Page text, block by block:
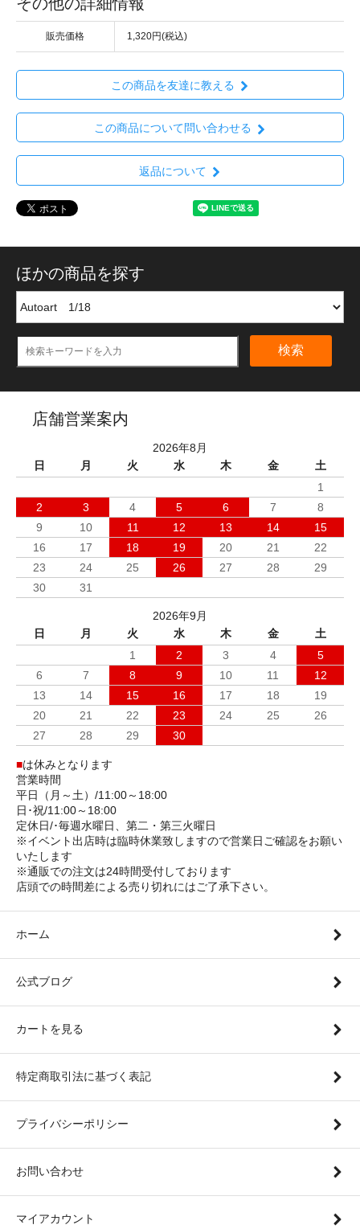
販売価格 1,320円(税込)
この商品を友達に教える
この商品について問い合わせる
返品について
ほかの商品を探す
検索
店舗営業案内
2026年8月
日
月 火 水 木 金
土
1
2
3 4 5 6 7
8
9
10 11 12 13 14
15
16
17 18 19 20 21
22
23
24 25 26 27 28
29
30
31
2026年9月
日
月 火 水 木 金
土
1
2 3 4
5
6
7 8 9 10 11
12
13
14 15 16 17 18
19
20
21 22 23 24 25
26
27
28 29 30
■は休みとなります
営業時間
平日（月～土）/11:00～18:00
日･祝/11:00～18:00
定休日/･毎週水曜日、第二・第三火曜日
※イベント出店時は臨時休業致しますので営業日ご確認をお願い
いたします
※通販での注文は24時間受付しております
店頭での時間差による売り切れにはご了承下さい。
ホーム
公式ブログ
カートを見る
特定商取引法に基づく表記
プライバシーポリシー
お問い合わせ
マイアカウント